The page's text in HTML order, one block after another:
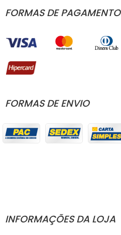
FORMAS DE PAGAMENTO
FORMAS DE ENVIO
INFORMAÇÕES DA LOJA